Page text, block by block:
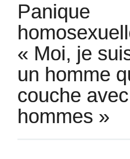
Panique
« Moi, je
un homme
couche
hommes »